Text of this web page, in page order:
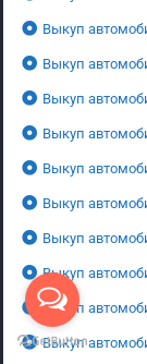
Выкуп
Выкуп
Выкуп
Выкуп
Выкуп
Выкуп
Выкуп
Выкуп
Выкуп
Выкуп